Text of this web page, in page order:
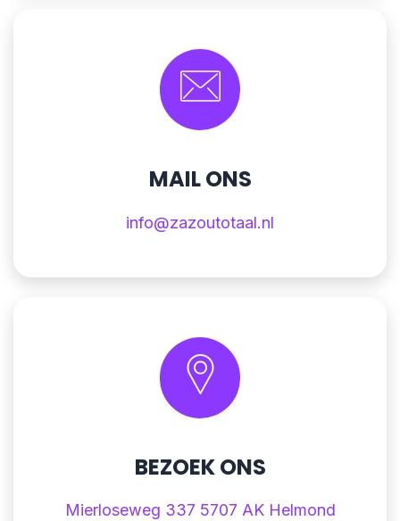
MAIL ONS
info@zazoutotaal.nl
BEZOEK ONS
Mierloseweg 337 5707 AK Helmond